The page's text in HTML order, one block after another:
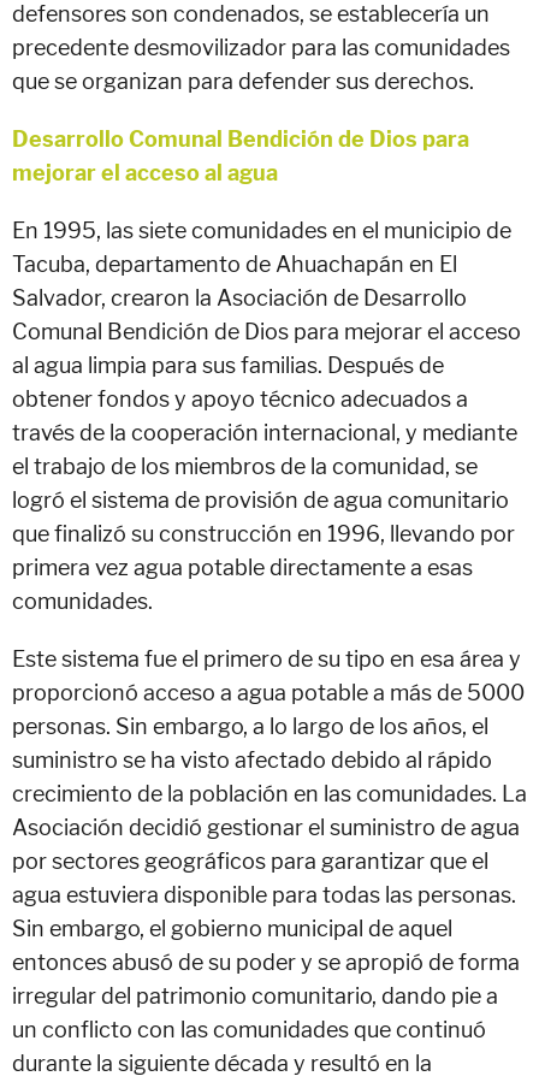
defensores son condenados, se establecería un
precedente desmovilizador para las comunidades
que se organizan para defender sus derechos.
Desarrollo Comunal Bendición de Dios para
mejorar el acceso al agua
En 1995, las siete comunidades en el municipio de
Tacuba, departamento de Ahuachapán en El
Salvador, crearon la Asociación de Desarrollo
Comunal Bendición de Dios para mejorar el acceso
al agua limpia para sus familias. Después de
obtener fondos y apoyo técnico adecuados a
través de la cooperación internacional, y mediante
el trabajo de los miembros de la comunidad, se
logró el sistema de provisión de agua comunitario
que finalizó su construcción en 1996, llevando por
primera vez agua potable directamente a esas
comunidades.
Este sistema fue el primero de su tipo en esa área y
proporcionó acceso a agua potable a más de 5000
personas. Sin embargo, a lo largo de los años, el
suministro se ha visto afectado debido al rápido
crecimiento de la población en las comunidades. La
Asociación decidió gestionar el suministro de agua
por sectores geográficos para garantizar que el
agua estuviera disponible para todas las personas.
Sin embargo, el gobierno municipal de aquel
entonces abusó de su poder y se apropió de forma
irregular del patrimonio comunitario, dando pie a
un conflicto con las comunidades que continuó
durante la siguiente década y resultó en la